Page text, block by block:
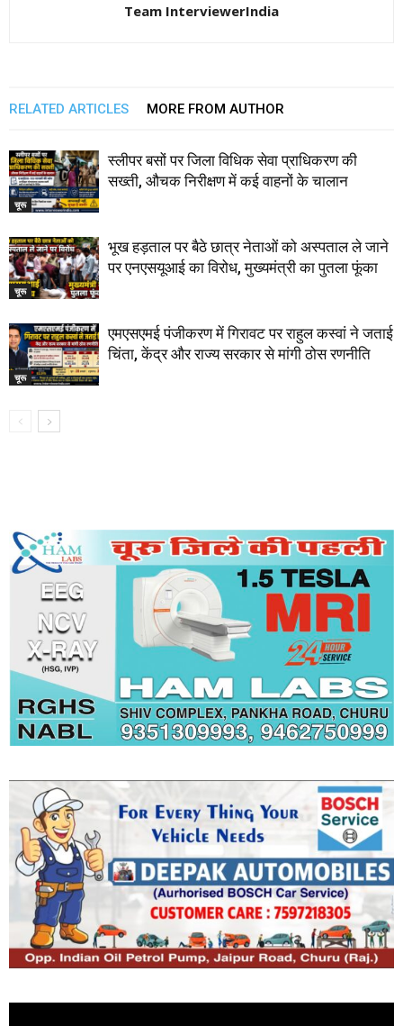
Team InterviewerIndia
RELATED ARTICLES MORE FROM AUTHOR
चूरू
स्लीपर बसों पर जिला विधिक सेवा प्राधिकरण की
सख्ती, औचक निरीक्षण में कई वाहनों के चालान
चूरू
भूख हड़ताल पर बैठे छात्र नेताओं को अस्पताल ले जाने
पर एनएसयूआई का विरोध, मुख्यमंत्री का पुतला फूंका
चूरू
एमएसएमई पंजीकरण में गिरावट पर राहुल कस्वां ने जताई
चिंता, केंद्र और राज्य सरकार से मांगी ठोस रणनीति